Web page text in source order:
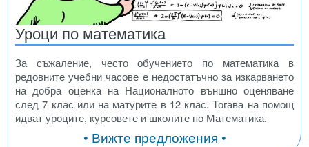
Уроци по математика
За съжаление, често обучението по математика в
редовните учебни часове е недостатъчно за изкарването
на добра оценка на Националното външно оценяване
след 7 клас или на матурите в 12 клас. Тогава на помощ
идват уроците, курсовете и школите по Математика.
• Вижте предложения •